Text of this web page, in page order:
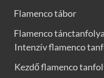
Flamenco tábor
Flamenco
Intenzív flamenco
Kezdő flamenco